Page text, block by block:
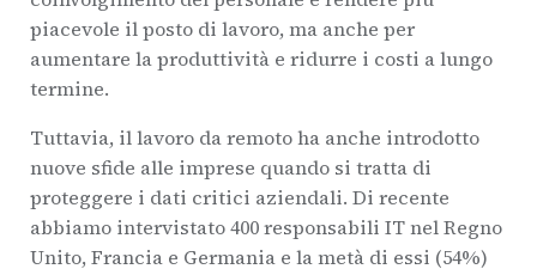
piacevole il posto di lavoro, ma anche per
aumentare la produttività e ridurre i costi a lungo
termine.
Tuttavia, il lavoro da remoto ha anche introdotto
nuove sfide alle imprese quando si tratta di
proteggere i dati critici aziendali. Di recente
abbiamo intervistato 400 responsabili IT nel Regno
Unito, Francia e Germania e la metà di essi (54%)